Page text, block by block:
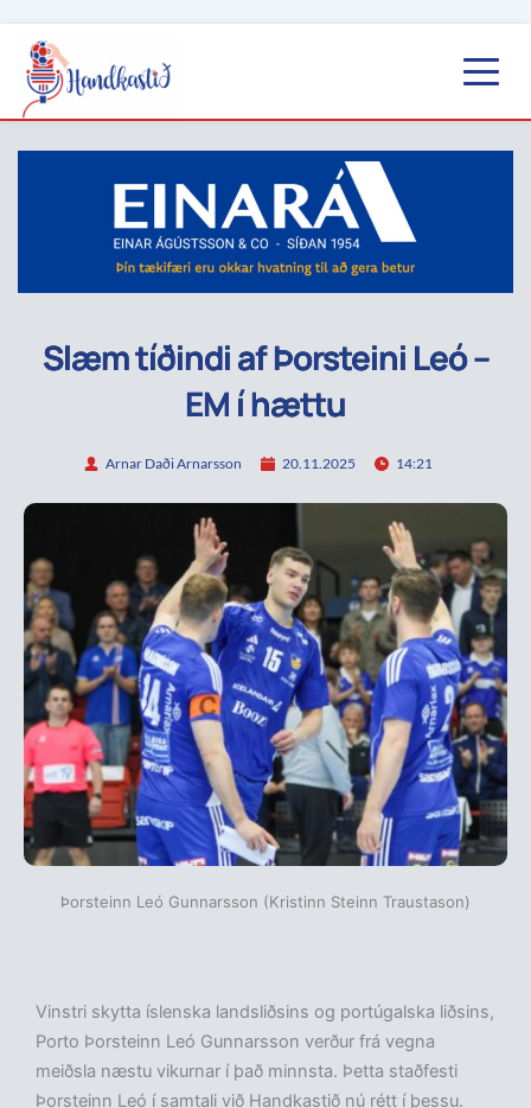
Slæm tíðindi af Þorsteini Leó –
EM í hættu
Arnar Daði Arnarsson 20.11.2025 14:21
Þorsteinn Leó Gunnarsson (Kristinn Steinn Traustason)
Vinstri skytta íslenska landsliðsins og portúgalska liðsins,
Porto Þorsteinn Leó Gunnarsson verður frá vegna
meiðsla næstu vikurnar í það minnsta. Þetta staðfesti
Þorsteinn Leó í samtali við Handkastið nú rétt í þessu.